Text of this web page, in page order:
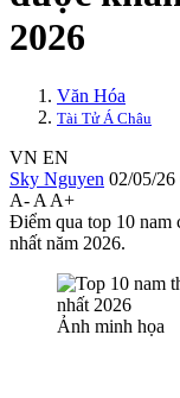
2026
Văn Hóa
Tài Tử Á Châu
VN EN
Sky Nguyen 02/05/26
A- A A+
Điểm qua top 10 nam
nhất năm 2026.
Ảnh minh họa